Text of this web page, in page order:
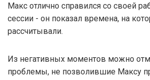
Макс отлично справился со своей
сессии - он показал времена, на
рассчитывали.
Из негативных моментов можно
проблемы, не позволившие Максу